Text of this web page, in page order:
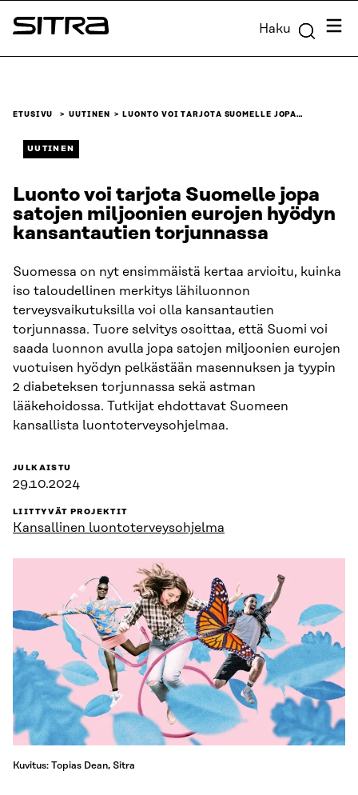
Siirry
suoraan
Sitra Haku
ETUSIVU UUTINEN ​​LUONTO VOI TARJOTA SUOMELLE JOPA…
UUTINEN
​​Luonto voi tarjota Suomelle jopa
satojen miljoonien eurojen hyödyn
kansantautien torjunnassa​
Suomessa on nyt ensimmäistä kertaa arvioitu, kuinka
iso taloudellinen merkitys lähiluonnon
terveysvaikutuksilla voi olla kansantautien
torjunnassa. Tuore selvitys osoittaa, että Suomi voi
saada luonnon avulla jopa satojen miljoonien eurojen
vuotuisen hyödyn pelkästään masennuksen ja tyypin
2 diabeteksen torjunnassa sekä astman
lääkehoidossa. Tutkijat ehdottavat Suomeen
kansallista luontoterveysohjelmaa.
JULKAISTU
29.10.2024
LIITTYVÄT PROJEKTIT
Kansallinen luontoterveysohjelma
Kuvitus: Topias Dean, Sitra